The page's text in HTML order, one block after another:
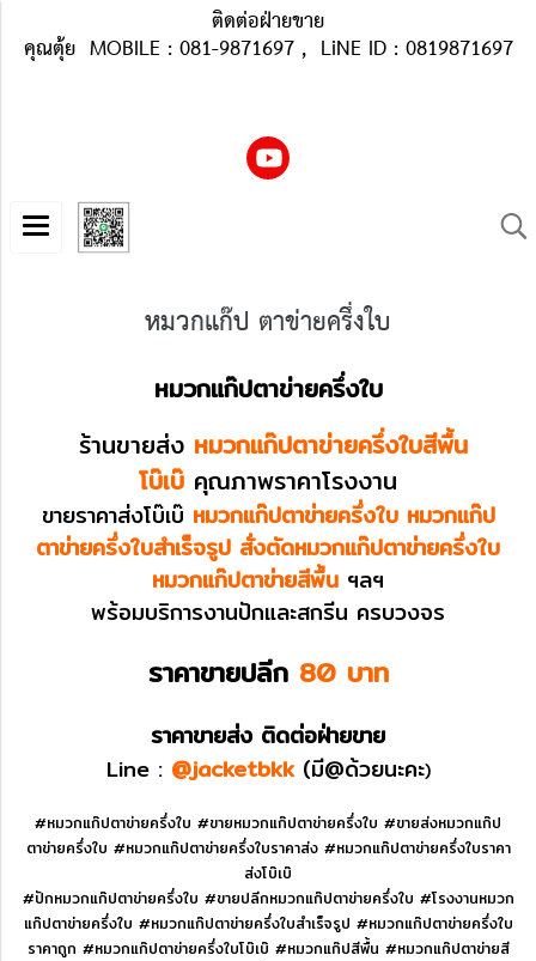
ติดต่อฝ่ายขาย
คุณตุ้ย MOBILE : 081-9871697 , LiNE ID : 0819871697
หมวกแก๊ป ตาข่ายครึ่งใบ
หมวกแก๊ปตาข่ายครึ่งใบ
ร้านขายส่ง หมวกแก๊ปตาข่ายครึ่งใบสีพื้น
โบ๊เบ๊ คุณภาพราคาโรงงาน
ขายราคาส่งโบ๊เบ๊ หมวกแก๊ปตาข่ายครึ่งใบ หมวกแก๊ป
ตาข่ายครึ่งใบสำเร็จรูป สั่งตัดหมวกแก๊ปตาข่ายครึ่งใบ
หมวกแก๊ปตาข่ายสีพื้น ฯลฯ
พร้อมบริการงานปักและสกรีน ครบวงจร
ราคาขายปลีก 80 บาท
ราคาขายส่ง ติดต่อฝ่ายขาย
Line : @jacketbkk(มี@ด้วยนะคะ)
#หมวกแก๊ปตาข่ายครึ่งใบ #ขายหมวกแก๊ปตาข่ายครึ่งใบ #ขายส่งหมวกแก๊ป
ตาข่ายครึ่งใบ #หมวกแก๊ปตาข่ายครึ่งใบราคาส่ง #หมวกแก๊ปตาข่ายครึ่งใบราคา
ส่งโบ๊เบ๊
#ปักหมวกแก๊ปตาข่ายครึ่งใบ #ขายปลีกหมวกแก๊ปตาข่ายครึ่งใบ #โรงงานหมวก
แก๊ปตาข่ายครึ่งใบ #หมวกแก๊ปตาข่ายครึ่งใบสำเร็จรูป #หมวกแก๊ปตาข่ายครึ่งใบ
ราคาถูก #หมวกแก๊ปตาข่ายครึ่งใบโบ๊เบ๊ #หมวกแก๊ปสีพื้น #หมวกแก๊ปตาข่ายสี